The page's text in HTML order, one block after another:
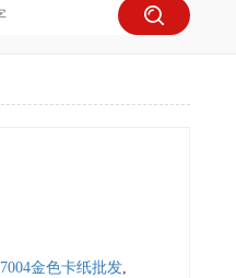
7004金色卡纸批发,